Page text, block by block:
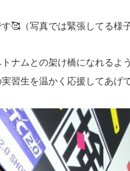
🥰（写真では緊張してる様
ナムとの架け橋になれる
習生を温かく応援してあげ